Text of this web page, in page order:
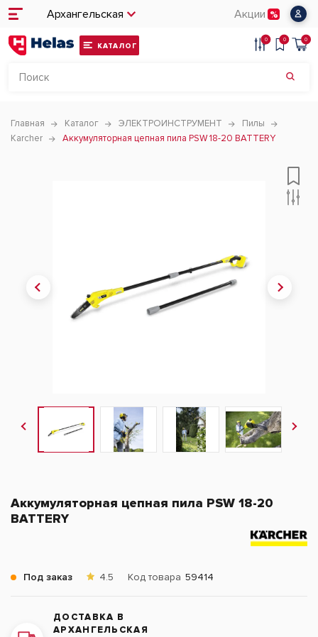
Архангельская Акции
КАТАЛОГ
0 0 0
Главная Каталог ЭЛЕКТРОИНСТРУМЕНТ
Пилы
Karcher
Аккумуляторная цепная пила PSW 18-20 BATTERY
Аккумуляторная цепная пила PSW 18-20
BATTERY
Под заказ 4.5 Код товара 59414
ДОСТАВКА В
АРХАНГЕЛЬСКАЯ